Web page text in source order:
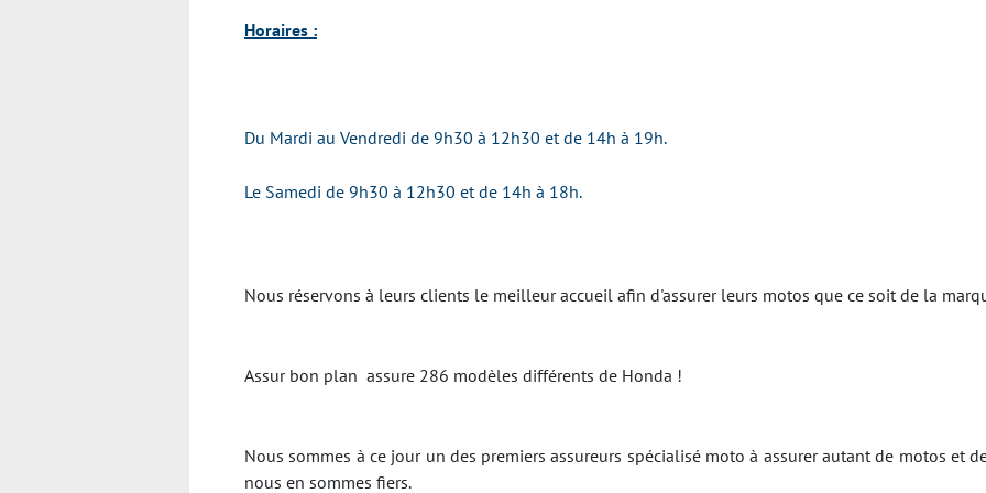
Horaires :
Du Mardi au Vendredi de 9h30 à 12h30 et de 14h à 19h.
Le Samedi de 9h30 à 12h30 et de 14h à 18h.
Nous réservons à leurs clients le meilleur accueil afin d'assurer leurs motos que ce soit de la
Assur bon plan assure 286 modèles différents de Honda !
Nous sommes à ce jour un des premiers assureurs spécialisé moto à assurer autant de motos et
nous en sommes fiers.